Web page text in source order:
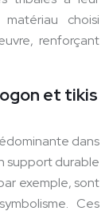
choisi
renforçant
et tikis
dans
support durable
exemple, sont
Ces